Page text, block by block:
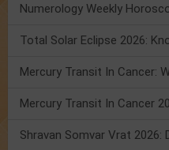
Total Solar Eclipse 2026: